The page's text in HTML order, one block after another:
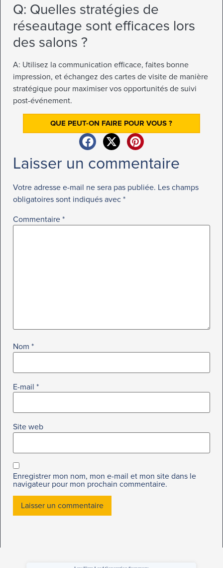
Q: Quelles stratégies de
réseautage sont efficaces lors
des salons ?
A: Utilisez la communication efficace, faites bonne
impression, et échangez des cartes de visite de manière
stratégique pour maximiser vos opportunités de suivi
post-événement.
QUE PEUT-ON FAIRE POUR VOUS ?
Laisser un commentaire
Votre adresse e-mail ne sera pas publiée. Les champs
obligatoires sont indiqués avec *
Commentaire *
Nom *
E-mail *
Site web
Enregistrer mon nom, mon e-mail et mon site dans le
navigateur pour mon prochain commentaire.